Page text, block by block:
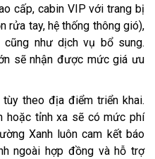
cấp, cabin VIP với trang bị
rửa tay, hệ thống thông gió),
như dịch vụ bổ sung.
sẽ nhận được mức giá ưu
theo địa điểm triển khai.
hoặc tỉnh xa sẽ có mức phí
Xanh luôn cam kết báo
ngoài hợp đồng và hỗ trợ